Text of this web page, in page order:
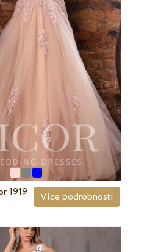
1919 Více podrobností